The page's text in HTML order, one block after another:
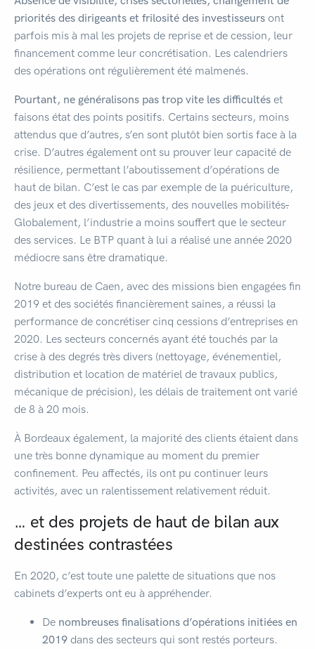
priorités des dirigeants et frilosité des investisseurs ont
parfois mis à mal les projets de reprise et de cession, leur
financement comme leur concrétisation. Les calendriers
des opérations ont régulièrement été malmenés.
Pourtant, ne généralisons pas trop vite les difficultés et
faisons état des points positifs. Certains secteurs, moins
attendus que d’autres, s’en sont plutôt bien sortis face à la
crise. D’autres également ont su prouver leur capacité de
résilience, permettant l’aboutissement d’opérations de
haut de bilan. C’est le cas par exemple de la puériculture,
des jeux et des divertissements, des nouvelles mobilités.
Globalement, l’industrie a moins souffert que le secteur
des services. Le BTP quant à lui a réalisé une année 2020
médiocre sans être dramatique.
Notre bureau de Caen, avec des missions bien engagées fin
2019 et des sociétés financièrement saines, a réussi la
performance de concrétiser cinq cessions d’entreprises en
2020. Les secteurs concernés ayant été touchés par la
crise à des degrés très divers (nettoyage, événementiel,
distribution et location de matériel de travaux publics,
mécanique de précision), les délais de traitement ont varié
de 8 à 20 mois.
À Bordeaux également, la majorité des clients étaient dans
une très bonne dynamique au moment du premier
confinement. Peu affectés, ils ont pu continuer leurs
activités, avec un ralentissement relativement réduit.
… et des projets de haut de bilan aux
destinées contrastées
En 2020, c’est toute une palette de situations que nos
cabinets d’experts ont eu à appréhender.
De nombreuses finalisations d’opérations initiées en
2019 dans des secteurs qui sont restés porteurs.